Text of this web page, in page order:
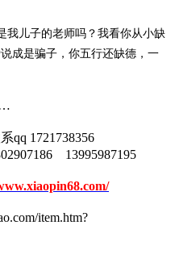
我儿子的老师吗？我看你从小缺
成是骗子，你五行还缺德，一
qq 1721738356
13995987195
item.htm?